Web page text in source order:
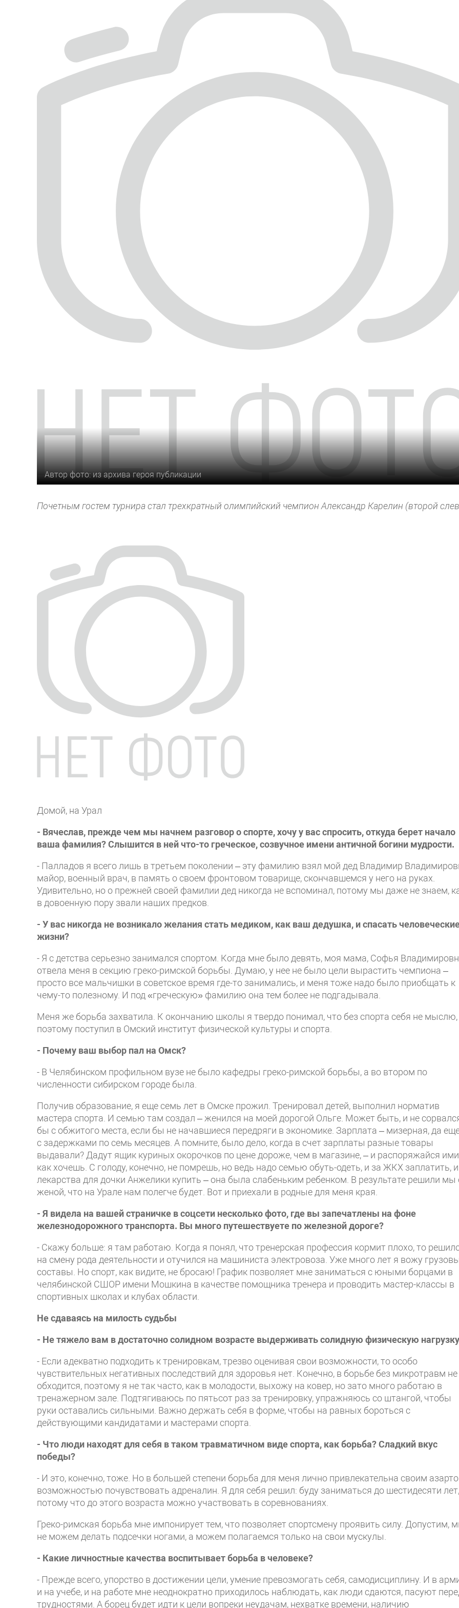
Автор фото: из архива героя публикации
Почетным гостем турнира стал трехкратный олимпийский чемпион Александр Карелин (второй
Домой, на Урал
- Вячеслав, прежде чем мы начнем разговор о спорте, хочу у вас спросить, откуда берет начало
ваша фамилия? Слышится в ней что-то греческое, созвучное имени античной богини мудрости.
- Палладов я всего лишь в третьем поколении – эту фамилию взял мой дед Владимир
майор, военный врач, в память о своем фронтовом товарище, скончавшемся у него на руках.
Удивительно, но о прежней своей фамилии дед никогда не вспоминал, потому мы даже не знаем,
в довоенную пору звали наших предков.
- У вас никогда не возникало желания стать медиком, как ваш дедушка, и спасать
жизни?
- Я с детства серьезно занимался спортом. Когда мне было девять, моя мама, Софья
отвела меня в секцию греко-римской борьбы. Думаю, у нее не было цели вырастить чемпиона –
просто все мальчишки в советское время где-то занимались, и меня тоже надо было приобщать к
чему-то полезному. И под «греческую» фамилию она тем более не подгадывала.
Меня же борьба захватила. К окончанию школы я твердо понимал, что без спорта себя не мыслю,
поэтому поступил в Омский институт физической культуры и спорта.
- Почему ваш выбор пал на Омск?
- В Челябинском профильном вузе не было кафедры греко-римской борьбы, а во втором по
численности сибирском городе была.
Получив образование, я еще семь лет в Омске прожил. Тренировал детей, выполнил норматив
мастера спорта. И семью там создал – женился на моей дорогой Ольге. Может быть, и не
бы с обжитого места, если бы не начавшиеся передряги в экономике. Зарплата – мизерная, да
с задержками по семь месяцев. А помните, было дело, когда в счет зарплаты разные товары
выдавали? Дадут ящик куриных окорочков по цене дороже, чем в магазине, – и распоряжайся ими
как хочешь. С голоду, конечно, не помрешь, но ведь надо семью обуть-одеть, и за ЖКХ заплатить, и
лекарства для дочки Анжелики купить – она была слабеньким ребенком. В результате решили мы
женой, что на Урале нам полегче будет. Вот и приехали в родные для меня края.
- Я видела на вашей страничке в соцсети несколько фото, где вы запечатлены на фоне
железнодорожного транспорта. Вы много путешествуете по железной дороге?
- Скажу больше: я там работаю. Когда я понял, что тренерская профессия кормит плохо, то
на смену рода деятельности и отучился на машиниста электровоза. Уже много лет я вожу
составы. Но спорт, как видите, не бросаю! График позволяет мне заниматься с юными борцами в
челябинской СШОР имени Мошкина в качестве помощника тренера и проводить мастер-классы в
спортивных школах и клубах области.
Не сдаваясь на милость судьбы
- Не тяжело вам в достаточно солидном возрасте выдерживать солидную физическую
- Если адекватно подходить к тренировкам, трезво оценивая свои возможности, то особо
чувствительных негативных последствий для здоровья нет. Конечно, в борьбе без микротравм не
обходится, поэтому я не так часто, как в молодости, выхожу на ковер, но зато много работаю в
тренажерном зале. Подтягиваюсь по пятьсот раз за тренировку, упражняюсь со штангой, чтобы
руки оставались сильными. Важно держать себя в форме, чтобы на равных бороться с
действующими кандидатами и мастерами спорта.
- Что люди находят для себя в таком травматичном виде спорта, как борьба? Сладкий вкус
победы?
- И это, конечно, тоже. Но в большей степени борьба для меня лично привлекательна своим
возможностью почувствовать адреналин. Я для себя решил: буду заниматься до шестидесяти лет,
потому что до этого возраста можно участвовать в соревнованиях.
Греко-римская борьба мне импонирует тем, что позволяет спортсмену проявить силу. Допустим,
не можем делать подсечки ногами, а можем полагаемся только на свои мускулы.
- Какие личностные качества воспитывает борьба в человеке?
- Прежде всего, упорство в достижении цели, умение превозмогать себя, самодисциплину. И в
и на учебе, и на работе мне неоднократно приходилось наблюдать, как люди сдаются, пасуют
трудностями. А борец будет идти к цели вопреки неудачам, нехватке времени, наличию